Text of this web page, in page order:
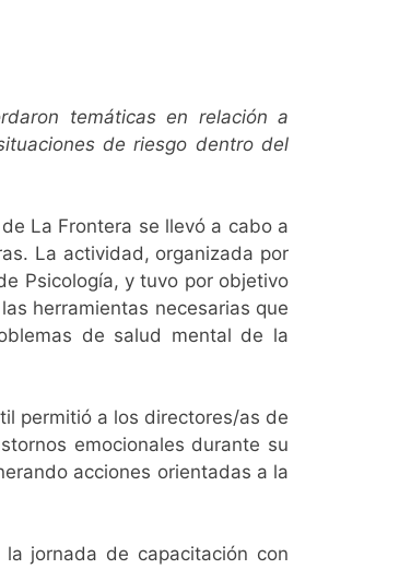
temáticas en relación a
de riesgo dentro del
La Frontera se llevó a cabo a
La actividad, organizada por
Psicología, y tuvo por objetivo
herramientas necesarias que
de salud mental de la
permitió a los directores/as de
emocionales durante su
acciones orientadas a la
jornada de capacitación con